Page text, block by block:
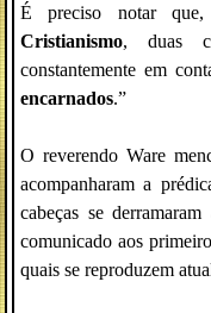
É preciso notar que,
Cristianismo, duas
constantemente em
encarnados.”
O reverendo Ware
acompanharam a
cabeças se
comunicado aos
quais se reproduzem